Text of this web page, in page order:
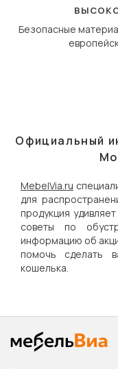
Безопасные
Официальный
MebelVia.ru
для
продукция
советы по
информацию об
помочь сделать
кошелька.